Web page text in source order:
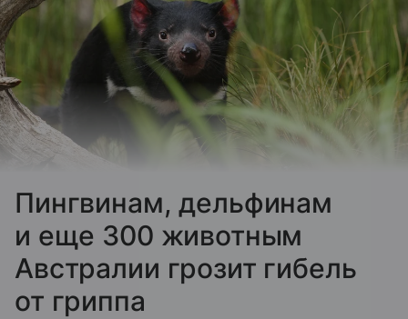
Пингвинам, дельфинам
и еще 300 животным
Австралии грозит гибель
от гриппа